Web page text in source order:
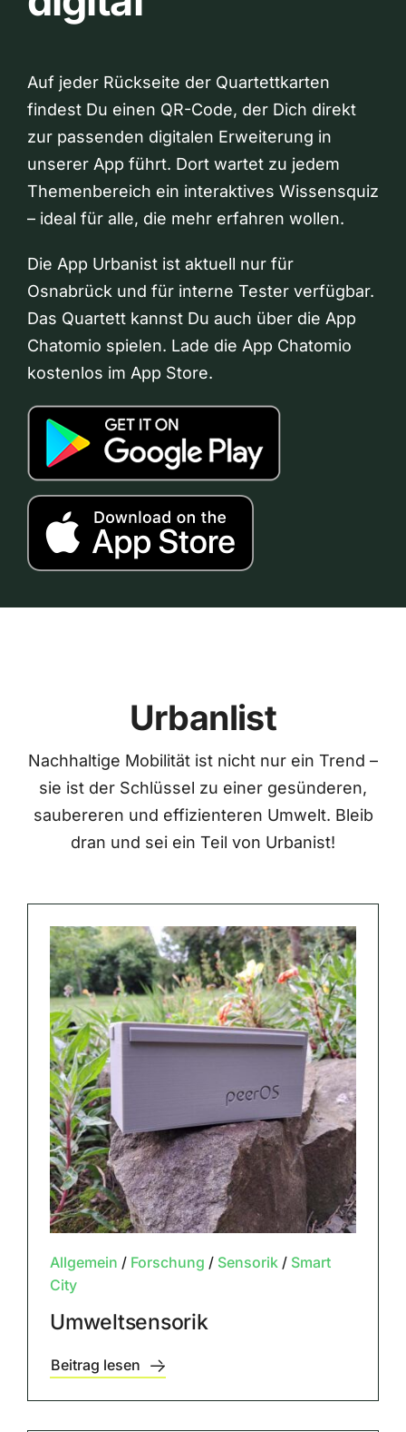
Auf jeder Rückseite der Quartettkarten
findest Du einen QR-Code, der Dich direkt
zur passenden digitalen Erweiterung in
unserer App führt. Dort wartet zu jedem
Themenbereich ein interaktives Wissensquiz
– ideal für alle, die mehr erfahren wollen.
Die App Urbanist ist aktuell nur für
Osnabrück und für interne Tester verfügbar.
Das Quartett kannst Du auch über die App
Chatomio spielen. Lade die App Chatomio
kostenlos im App Store.
Urbanlist
Nachhaltige Mobilität ist nicht nur ein Trend –
sie ist der Schlüssel zu einer gesünderen,
saubereren und effizienteren Umwelt. Bleib
dran und sei ein Teil von Urbanist!
Allgemein / Forschung / Sensorik/ Smart
City
Umweltsensorik
Beitrag lesen